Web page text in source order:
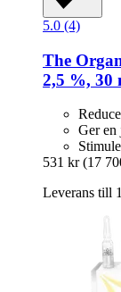
5.0 (4)
The
2,5 %, 30
Ger en
531 kr (17
Leverans till